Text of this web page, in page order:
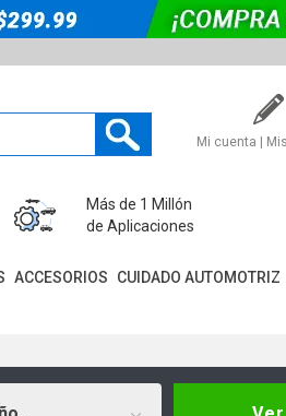
Mi cuenta |
Más de 1 Millón
de Aplicaciones
ACCESORIOS CUIDADO AUTOMOTRIZ